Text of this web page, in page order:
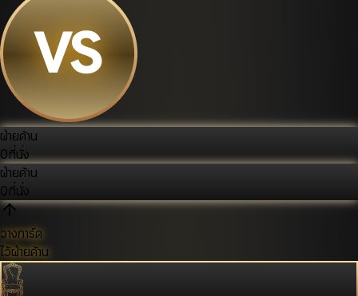
ฝ่ายค้าน
0ที่นั่ง
ฝ่ายค้าน
0ที่นั่ง
วางการ์ด
ไว้ฝ่ายค้าน